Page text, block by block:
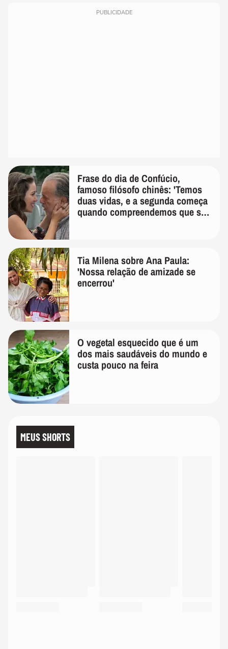
PUBLICIDADE
Frase do dia de Confúcio,
famoso filósofo chinês: 'Temos
duas vidas, e a segunda começa
quando compreendemos que só
Tia Milena sobre Ana Paula:
'Nossa relação de amizade se
encerrou'
O vegetal esquecido que é um
dos mais saudáveis do mundo e
custa pouco na feira
MEUS SHORTS